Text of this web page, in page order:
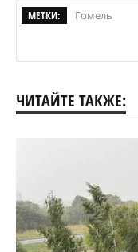
МЕТКИ: Гомель
ЧИТАЙТЕ ТАКЖЕ: